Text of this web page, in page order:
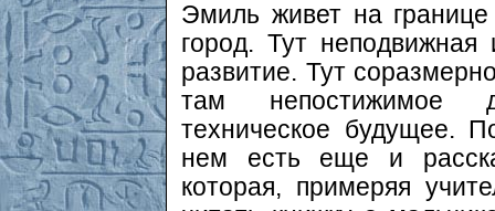
Эмиль живет на
город. Тут
развитие. Тут
там непостижимое
техническое будущее.
нем есть еще и
которая, примеряя